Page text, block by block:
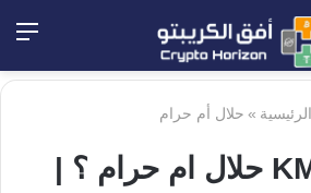
الرئيسية » حلال أم حرام
عملة KMNO حلال ام حرام ؟ |